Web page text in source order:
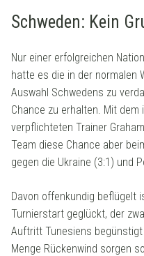
Schweden: Kein
Nur einer erfolgreichen
hatte es die in der normalen
Auswahl Schwedens zu
Chance zu erhalten. Mit
verpflichteten Trainer
Team diese Chance aber
gegen die Ukraine (3:1) und
Davon offenkundig beflügelt
Turnierstart geglückt, der
Auftritt Tunesiens
Menge Rückenwind sorgen